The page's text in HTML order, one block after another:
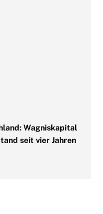
Wagniskapital
seit vier Jahren